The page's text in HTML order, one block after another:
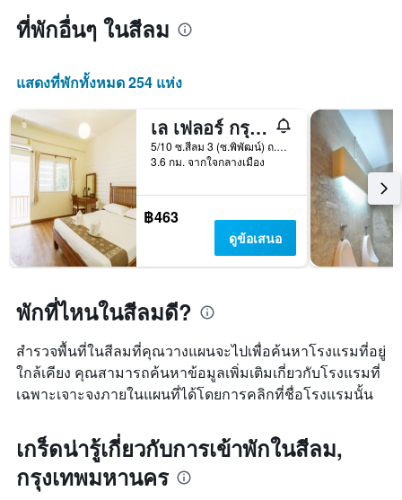
ที่พักอื่นๆ ในสีลม
แสดงที่พักทั้งหมด 254 แห่ง
เล เฟลอร์ กรุงเทพ โฮสเทล
5/10 ซ.สีลม 3 (ซ.พิพัฒน์) ถ.สีลม, กรุงเทพมหานคร, ประเทศไทย
3.6 กม. จากใจกลางเมือง
฿463
ดูข้อเสนอ
พักที่ไหนในสีลมดี?
สำรวจพื้นที่ในสีลมที่คุณวางแผนจะไปเพื่อค้นหาโรงแรมที่อยู่
ใกล้เคียง คุณสามารถค้นหาข้อมูลเพิ่มเติมเกี่ยวกับโรงแรมที่
เฉพาะเจาะจงภายในแผนที่ได้โดยการคลิกที่ชื่อโรงแรมนั้น
เกร็ดน่ารู้เกี่ยวกับการเข้าพักในสีลม,
กรุงเทพมหานคร